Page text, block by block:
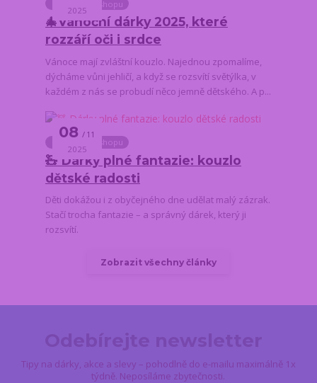
2025
Novinky z e-shopu
🎄Vánoční dárky 2025, které
rozzáří oči i srdce
Vánoce mají zvláštní kouzlo. Najednou zpomalíme,
dýcháme vůni jehličí, a když se rozsvítí světýlka, v
každém z nás se probudí něco jemně dětského. A p...
08 11
2025
Novinky z e-shopu
🧸 Dárky plné fantazie: kouzlo
dětské radosti
Děti dokážou i z obyčejného dne udělat malý zázrak.
Stačí trocha fantazie – a správný dárek, který ji
rozsvítí.
Zobrazit všechny články
Tipy na dárky, akce a slevy – pohodlně do e-mailu maximálně 1x
týdně. Neposíláme zbytečnosti.